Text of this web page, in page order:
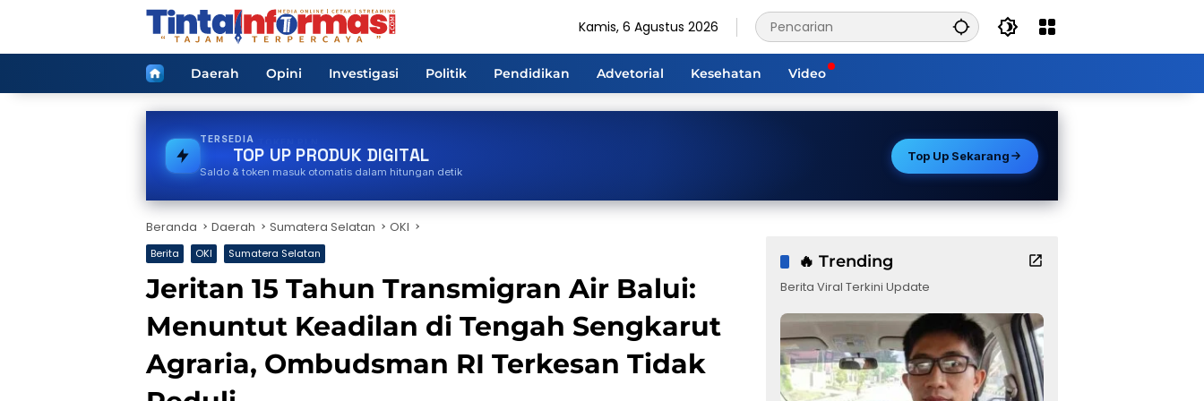
Kamis, 6 Agustus 2026
HomeDaerah Opini Investigasi Politik Pendidikan Advetorial Kesehatan Video
TERSEDIA
TOP UP PRODUK DIGITAL
Saldo & token masuk otomatis dalam hitungan detik
Top Up Sekarang
Beranda Daerah Sumatera Selatan OKI
Berita OKI Sumatera Selatan
Jeritan 15 Tahun Transmigran Air Balui:
Menuntut Keadilan di Tengah Sengkarut
Agraria, Ombudsman RI Terkesan Tidak
🔥 Trending
Berita Viral Terkini Update